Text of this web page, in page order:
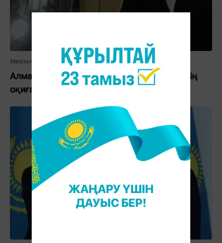
Мақпал Бисембаева
Алматыда трамвайды тоқтатқан студенттің
оқиғасы Ауғанстан президентін толқытты